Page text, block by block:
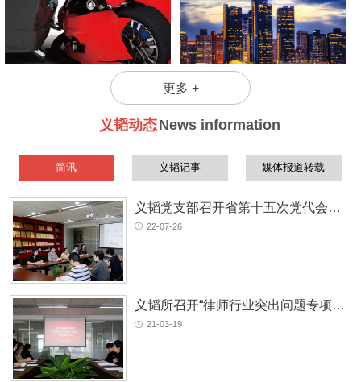
更多 +
义韬动态News information
简讯 义韬记事 媒体报道转载
义韬党支部召开省第十五次党代会精神专题学习会
22-07-26
义韬所召开“律师行业突出问题专项治理动员部署大会”
21-03-19